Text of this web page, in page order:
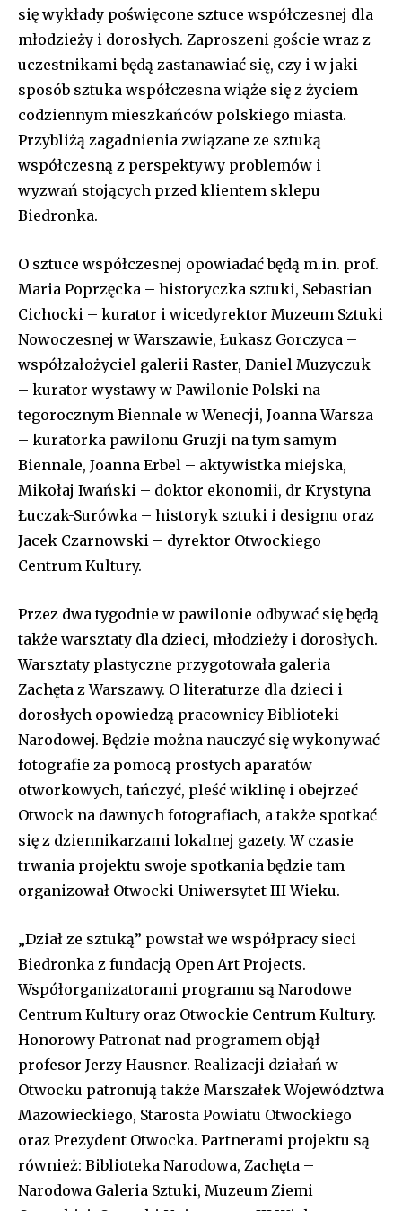
się wykłady poświęcone sztuce współczesnej dla
młodzieży i dorosłych. Zaproszeni goście wraz z
uczestnikami będą zastanawiać się, czy i w jaki
sposób sztuka współczesna wiąże się z życiem
codziennym mieszkańców polskiego miasta.
Przybliżą zagadnienia związane ze sztuką
współczesną z perspektywy problemów i
wyzwań stojących przed klientem sklepu
Biedronka.
O sztuce współczesnej opowiadać będą m.in. prof.
Maria Poprzęcka – historyczka sztuki, Sebastian
Cichocki – kurator i wicedyrektor Muzeum Sztuki
Nowoczesnej w Warszawie, Łukasz Gorczyca –
współzałożyciel galerii Raster, Daniel Muzyczuk
– kurator wystawy w Pawilonie Polski na
tegorocznym Biennale w Wenecji, Joanna Warsza
– kuratorka pawilonu Gruzji na tym samym
Biennale, Joanna Erbel – aktywistka miejska,
Mikołaj Iwański – doktor ekonomii, dr Krystyna
Łuczak-Surówka – historyk sztuki i designu oraz
Jacek Czarnowski – dyrektor Otwockiego
Centrum Kultury.
Przez dwa tygodnie w pawilonie odbywać się będą
także warsztaty dla dzieci, młodzieży i dorosłych.
Warsztaty plastyczne przygotowała galeria
Zachęta z Warszawy. O literaturze dla dzieci i
dorosłych opowiedzą pracownicy Biblioteki
Narodowej. Będzie można nauczyć się wykonywać
fotografie za pomocą prostych aparatów
otworkowych, tańczyć, pleść wiklinę i obejrzeć
Otwock na dawnych fotografiach, a także spotkać
się z dziennikarzami lokalnej gazety. W czasie
trwania projektu swoje spotkania będzie tam
organizował Otwocki Uniwersytet III Wieku.
„Dział ze sztuką” powstał we współpracy sieci
Biedronka z fundacją Open Art Projects.
Współorganizatorami programu są Narodowe
Centrum Kultury oraz Otwockie Centrum Kultury.
Honorowy Patronat nad programem objął
profesor Jerzy Hausner. Realizacji działań w
Otwocku patronują także Marszałek Województwa
Mazowieckiego, Starosta Powiatu Otwockiego
oraz Prezydent Otwocka. Partnerami projektu są
również: Biblioteka Narodowa, Zachęta –
Narodowa Galeria Sztuki, Muzeum Ziemi